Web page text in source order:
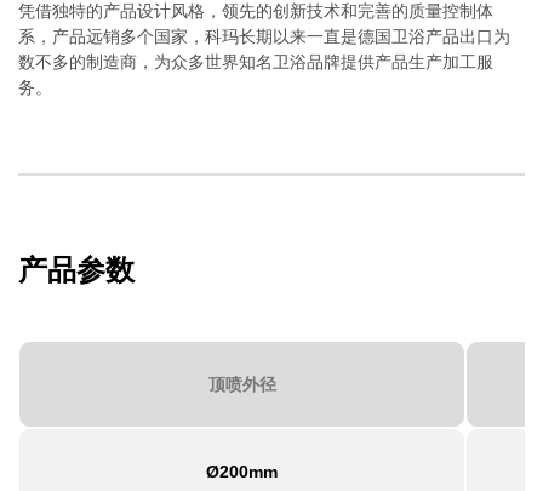
凭借独特的产品设计风格，领先的创新技术和完善的质量控制体
系，产品远销多个国家，科玛长期以来一直是德国卫浴产品出口为
数不多的制造商，为众多世界知名卫浴品牌提供产品生产加工服
务。
产品参数
顶喷外径
Ø200mm